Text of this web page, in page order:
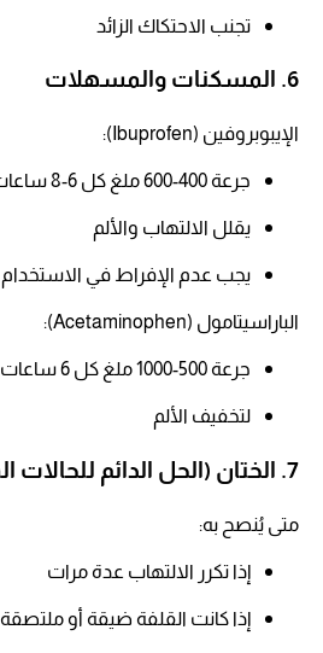
تجنب الاحتكاك الزائد​
6. المسكنات والمسهلات
الإيبوبروفين (Ibuprofen):
جرعة 400-600 ملغ كل 6-8 ساعات
يقلل الالتهاب والألم​
يجب عدم الإفراط في الاستخدام​
الباراسيتامول (Acetaminophen):
جرعة 500-1000 ملغ كل 6 ساعات
لتخفيف الألم​
7. الختان (الحل الدائم للحالات المزمنة)
متى يُنصح به:
إذا تكرر الالتهاب عدة مرات​
إذا كانت القلفة ضيقة أو ملتصقة​